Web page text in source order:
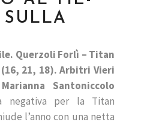
SULLA
Querzoli Forlì – Titan
(16, 21, 18). Arbitri Vieri
Santoniccolo
negativa per la Titan
l’anno con una netta